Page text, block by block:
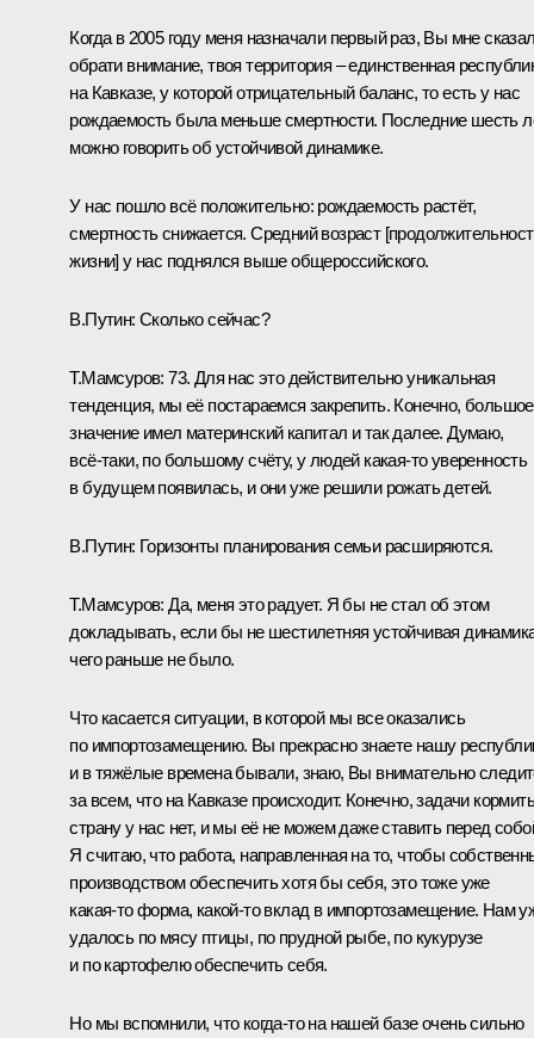
Когда в 2005 году меня назначали первый раз, Вы мне
обрати внимание, твоя территория – единственная
на Кавказе, у которой отрицательный баланс, то есть у нас
рождаемость была меньше смертности. Последние шесть
можно говорить об устойчивой динамике.
У нас пошло всё положительно: рождаемость растёт,
смертность снижается. Средний возраст
жизни] у нас поднялся выше общероссийского.
В.Путин: Сколько сейчас?
Т.Мамсуров: 73. Для нас это действительно уникальная
тенденция, мы её постараемся закрепить. Конечно, большое
значение имел материнский капитал и так далее. Думаю,
всё‑таки, по большому счёту, у людей какая‑то уверенность
в будущем появилась, и они уже решили рожать детей.
В.Путин: Горизонты планирования семьи расширяются.
Т.Мамсуров: Да, меня это радует. Я бы не стал об этом
докладывать, если бы не шестилетняя устойчивая
чего раньше не было.
Что касается ситуации, в которой мы все оказались
по импортозамещению. Вы прекрасно знаете нашу
и в тяжёлые времена бывали, знаю, Вы внимательно
за всем, что на Кавказе происходит. Конечно, задачи кормить
страну у нас нет, и мы её не можем даже ставить перед
Я считаю, что работа, направленная на то, чтобы
производством обеспечить хотя бы себя, это тоже уже
какая‑то форма, какой‑то вклад в импортозамещение. Нам
удалось по мясу птицы, по прудной рыбе, по кукурузе
и по картофелю обеспечить себя.
Но мы вспомнили, что когда‑то на нашей базе очень сильно